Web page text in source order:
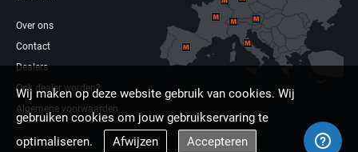
Over ons
Contact
Dealers
Ook dealer worden?
Algemene voorwaarden
Wij maken op deze website gebruik van cookies. Wij
gebruiken cookies om jouw gebruikservaring te
optimaliseren.
Afwijzen Accepteren